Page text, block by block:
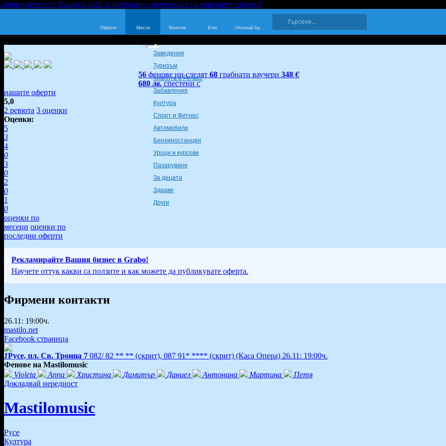
Абонирайте се с Вашия e-mail за безплатно получаване на горещите оферти!
Оферти Места Винетки Блог Опознай.bg
56 фенове ни следят 68 грабнати ваучери 348 €
680лв. спестени с
нашите оферти
5,0
2 ревюта 3 оценки
Оценки:
5
3
4
0
3
0
2
0
1
0
оценки по
месеци оценки по
последни оферти
Рекламирайте Вашия бизнес в Grabo!
Научете оттук какви са ползите и как можете да публикувате оферта.
Фирмени контакти
26.11: 19:00ч.
mastilo.net
Facebook страница
1Русе, пл. Св. Троица 7 082/ 82 ** ** (скрит), 087 91* **** (скрит) (Каса Опера) 26.11: 19:00ч.
Фенове на Мastilomusic
Violeta
Anna Христина Димитър Даниел Антонина Мартина
Петя
Докладвай нередност
Мastilomusic
Русе
Заведения
Туризъм
Красота и Релакс
Забавления
Култура
Спорт и Фитнес
Автомобили
Бензиностанции
Уроци и курсове
Пазаруване
За децата
Здраве
Други
Култура